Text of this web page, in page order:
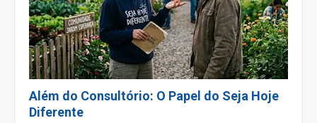
Além do Consultório: O Papel do Seja Hoje
Diferente